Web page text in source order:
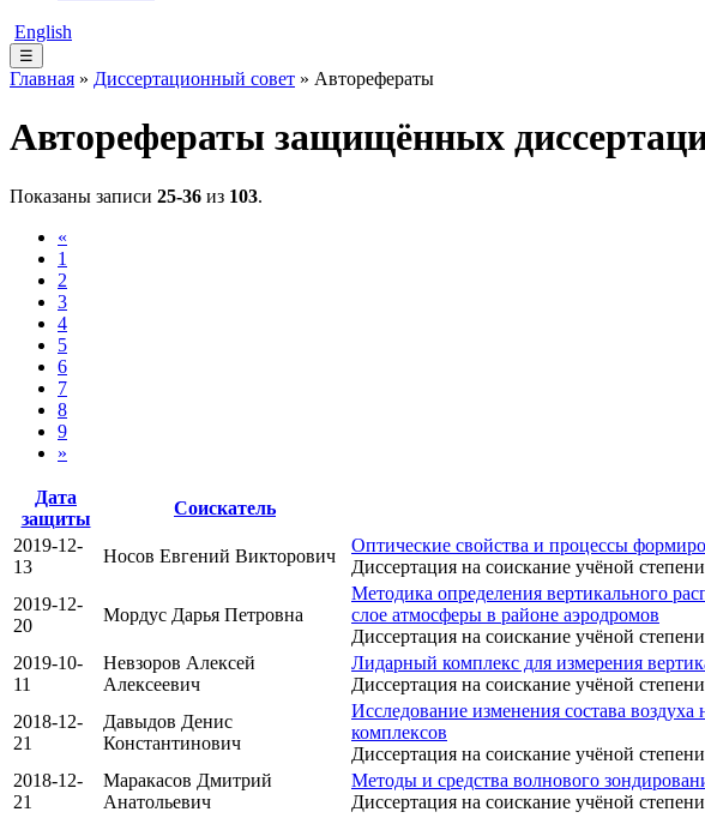
English
☰
Главная » Диссертационный совет » Авторефераты
Авторефераты защищённых
Показаны записи 25-36 из 103.
«
1
2
3
4
5
6
7
8
9
»
Дата
защиты
Соискатель
2019-12-
13
Носов Евгений Викторович
Оптические свойства и процессы
Диссертация на соискание учёной
2019-12-
20
Мордус Дарья Петровна
Методика определения вертикального
слое атмосферы в районе аэродромов
Диссертация на соискание учёной
2019-10-
11
Невзоров Алексей
Алексеевич
Лидарный комплекс для измерения
Диссертация на соискание учёной
2018-12-
21
Давыдов Денис
Константинович
Исследование изменения состава
комплексов
Диссертация на соискание учёной
2018-12-
21
Маракасов Дмитрий
Анатольевич
Методы и средства волнового
Диссертация на соискание учёной